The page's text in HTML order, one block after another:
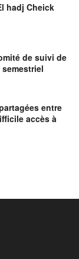
hadj Cheick
de suivi de
entre
accès à